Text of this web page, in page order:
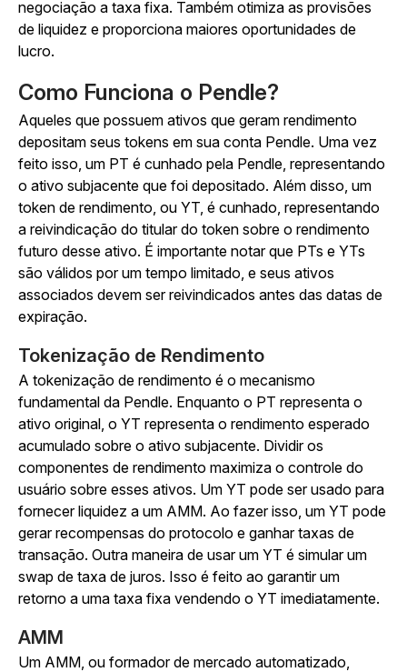
negociação a taxa fixa. Também otimiza as provisões
de liquidez e proporciona maiores oportunidades de
lucro.
Como Funciona o Pendle?
Aqueles que possuem ativos que geram rendimento
depositam seus tokens em sua conta Pendle. Uma vez
feito isso, um PT é cunhado pela Pendle, representando
o ativo subjacente que foi depositado. Além disso, um
token de rendimento, ou YT, é cunhado, representando
a reivindicação do titular do token sobre o rendimento
futuro desse ativo. É importante notar que PTs e YTs
são válidos por um tempo limitado, e seus ativos
associados devem ser reivindicados antes das datas de
expiração.
Tokenização de Rendimento
A tokenização de rendimento é o mecanismo
fundamental da Pendle. Enquanto o PT representa o
ativo original, o YT representa o rendimento esperado
acumulado sobre o ativo subjacente. Dividir os
componentes de rendimento maximiza o controle do
usuário sobre esses ativos. Um YT pode ser usado para
fornecer liquidez a um AMM. Ao fazer isso, um YT pode
gerar recompensas do protocolo e ganhar taxas de
transação. Outra maneira de usar um YT é simular um
swap de taxa de juros. Isso é feito ao garantir um
retorno a uma taxa fixa vendendo o YT imediatamente.
AMM
Um AMM, ou formador de mercado automatizado,